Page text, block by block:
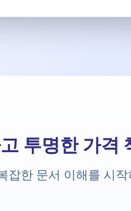
투명한 가격
잡한 문서 이해를 시